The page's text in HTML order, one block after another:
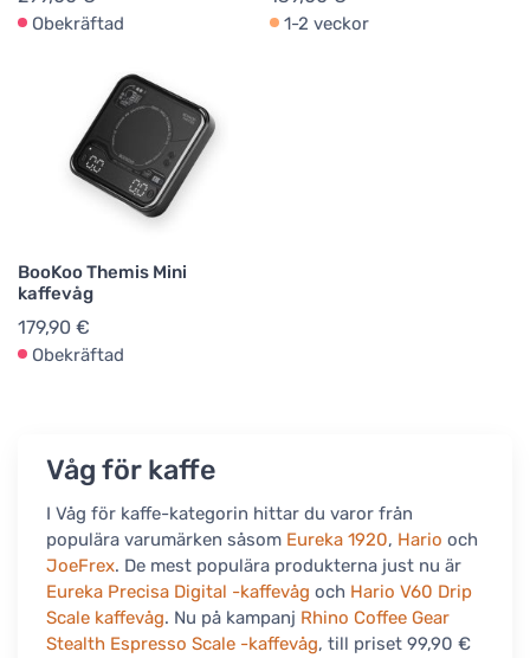
Obekräftad 1-2 veckor
BooKoo Themis Mini
kaffevåg
179,90 €
Obekräftad
Våg för kaffe
I Våg för kaffe-kategorin hittar du varor från
populära varumärken såsom Eureka 1920, Hario och
JoeFrex. De mest populära produkterna just nu är
Eureka Precisa Digital -kaffevåg och Hario V60 Drip
Scale kaffevåg. Nu på kampanj Rhino Coffee Gear
Stealth Espresso Scale -kaffevåg, till priset 99,90 €